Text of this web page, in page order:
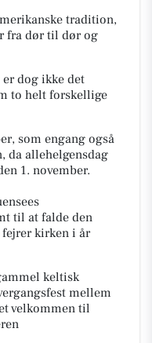
tradition,
fra dør til dør og
dog ikke det
to helt forskellige
som engang også
da allehelgensdag
1. november.
til at falde den
fejrer kirken i år
keltisk
mellem
velkommen til